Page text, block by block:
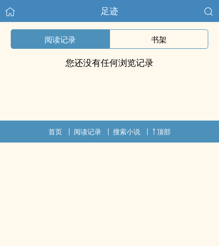
足迹
阅读记录 书架
您还没有任何浏览记录
首页 阅读记录 搜索小说 顶部